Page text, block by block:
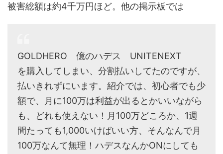
被害総額は約4千万円ほど。他の掲示板では
GOLDHERO 億のハデス UNITENEXT
を購入してしまい、分割払いしてたのですが、
払いきれずにいます。紹介では、初心者でも少
額で、月に100万は利益が出るとかいいながら
も、どれも使えない！月100万どころか、1週
間たっても1,000いけばいい方、そんなんで月
100万なんて無理！ハデスなんかONにしても